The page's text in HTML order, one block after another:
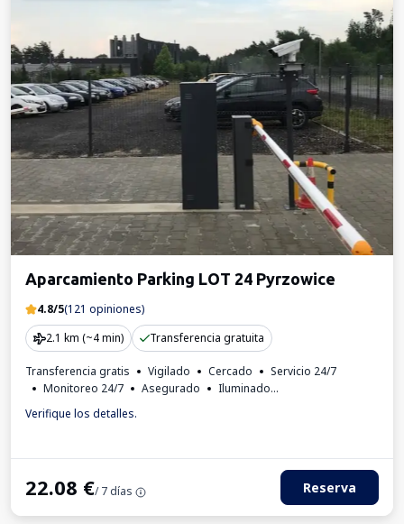
Aparcamiento Parking LOT 24 Pyrzowice
4.8/5(121 opiniones)
2.1 km (~4 min)
Transferencia gratuita
Transferencia gratis Vigilado Cercado
Servicio 24/7
Monitoreo 24/7
Asegurado
Iluminado
Lugares para autobuses
Verifique los detalles.
22.08 €/ 7 días Reserva